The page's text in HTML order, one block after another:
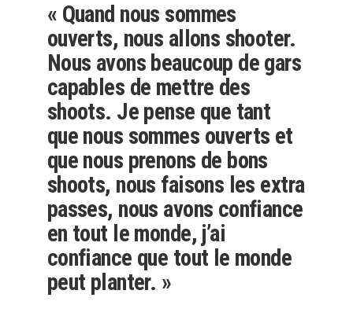
« Quand nous sommes
ouverts, nous allons shooter.
Nous avons beaucoup de gars
capables de mettre des
shoots. Je pense que tant
que nous sommes ouverts et
que nous prenons de bons
shoots, nous faisons les extra
passes, nous avons confiance
en tout le monde, j’ai
confiance que tout le monde
peut planter. »